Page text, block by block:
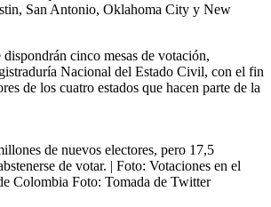
San Antonio, Oklahoma City y New
dispondrán cinco mesas de votación,
Nacional del Estado Civil, con el fin
de los cuatro estados que hacen parte de la
de nuevos electores, pero 17,5
de votar. | Foto: Votaciones en el
Colombia Foto: Tomada de Twitter